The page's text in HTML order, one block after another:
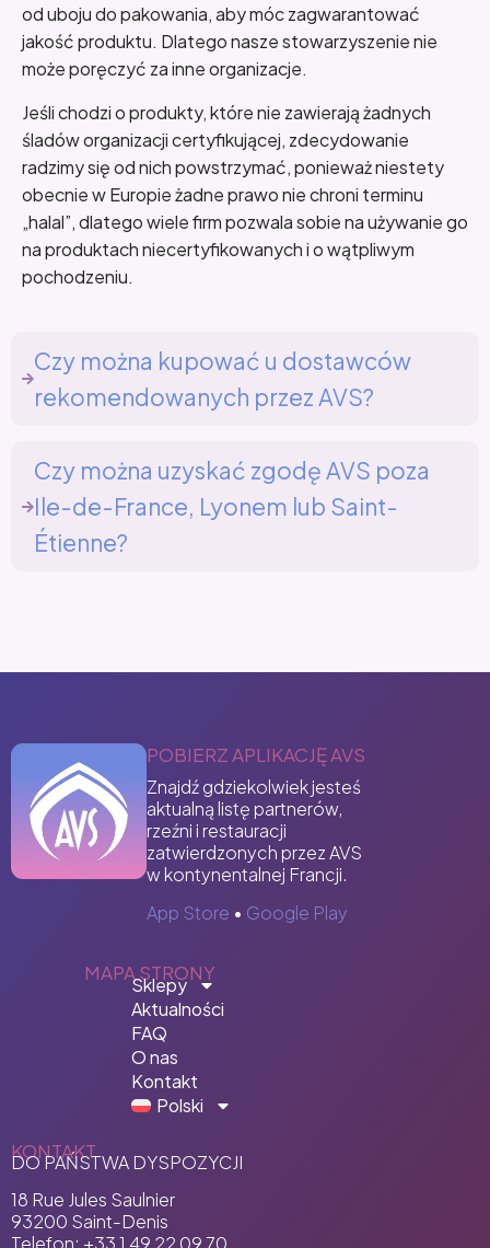
od uboju do pakowania, aby móc zagwarantować
jakość produktu. Dlatego nasze stowarzyszenie nie
może poręczyć za inne organizacje.
Jeśli chodzi o produkty, które nie zawierają żadnych
śladów organizacji certyfikującej, zdecydowanie
radzimy się od nich powstrzymać, ponieważ niestety
obecnie w Europie żadne prawo nie chroni terminu
„halal”, dlatego wiele firm pozwala sobie na używanie go
na produktach niecertyfikowanych i o wątpliwym
pochodzeniu.
Czy można kupować u dostawców
rekomendowanych przez AVS?
Czy można uzyskać zgodę AVS poza
Ile-de-France, Lyonem lub Saint-
Étienne?
POBIERZ APLIKACJĘ AVS
Znajdź gdziekolwiek jesteś
aktualną listę partnerów,
rzeźni i restauracji
zatwierdzonych przez AVS
w kontynentalnej Francji.
App Store • Google Play
MAPA STRONY
Sklepy
Aktualności
FAQ
O nas
Kontakt
Polski
KONTAKT
DO PAŃSTWA DYSPOZYCJI
18 Rue Jules Saulnier
93200 Saint-Denis
Telefon: +33 1 49 22 09 70